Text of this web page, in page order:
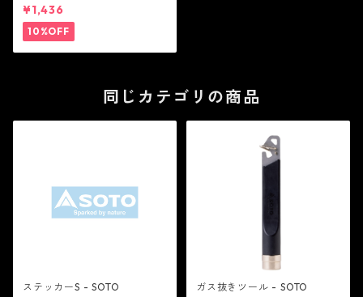
¥1,436
10%OFF
同じカテゴリの商品
ステッカーS - SOTO ガス抜きツール - SOTO